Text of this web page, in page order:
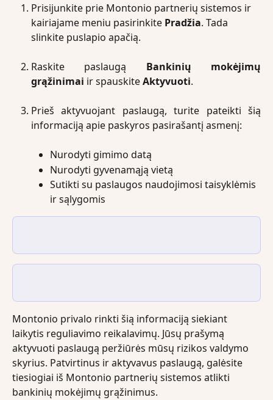
Prisijunkite prie Montonio partnerių sistemos ir
kairiajame meniu pasirinkite Pradžia. Tada
slinkite puslapio apačią.
Raskite paslaugą Bankinių mokėjimų
grąžinimai ir spauskiteAktyvuoti.
Prieš aktyvuojant paslaugą, turite pateikti šią
informaciją apie paskyros pasirašantį asmenį:
Nurodyti gimimo datą
Nurodyti gyvenamąją vietą
Sutikti su paslaugos naudojimosi taisyklėmis
ir sąlygomis
Montonio privalo rinkti šią informaciją siekiant
laikytis reguliavimo reikalavimų. Jūsų prašymą
aktyvuoti paslaugą peržiūrės mūsų rizikos valdymo
skyrius. Patvirtinus ir aktyvavus paslaugą, galėsite
tiesiogiai iš Montonio partnerių sistemos atlikti
bankinių mokėjimų grąžinimus.